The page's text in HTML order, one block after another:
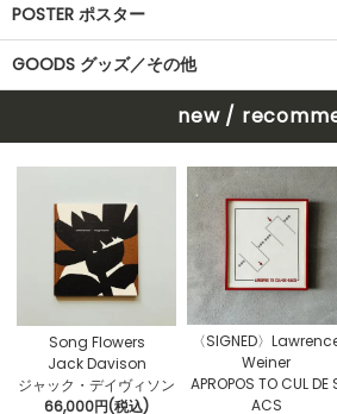
POSTER ポスター
GOODS グッズ／その他
new /
Song Flowers
Jack Davison
ジャック・デイヴィソン
66,000円(税込)
〈SIGNED〉
Weiner
APROPOS TO CUL DE
ACS